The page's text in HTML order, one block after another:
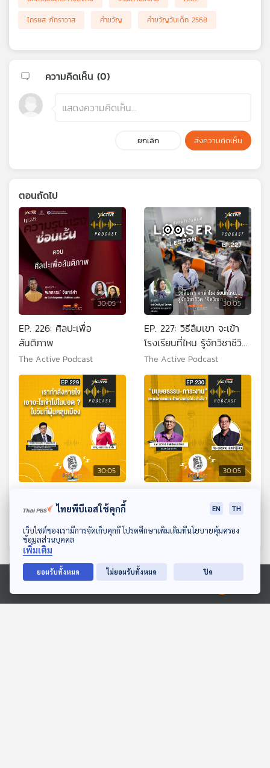
ดาวน์โหลด Thai PBS Podcast Application
Ⓒ 2020 องค์การกระจายเสียงและแพร่ภาพสาธารณะแห่งประเทศไทย
ไกรยส ภัทราวาส
คำขวัญ คำขวัญวันเด็ก 2568
ความคิดเห็น (0)
ยกเลิก ส่งความคิดเห็น
ตอนถัดไป
30:05
EP. 226: ศิลปะเพื่อ
สันติภาพ
The Active Podcast
30:05
EP. 227: วิธีลืมเขา จะเข้า
โรงเรียนที่ไหน รู้จักวิชาชีวิต
จิตวิทยาความรัก
The Active Podcast
30:05
อะไรเข้าไปในปอด ในวันที่ฝุ่น
คลุมเมือง
The Active Podcast
30:05
งาน แพทย์ชายแดนจะรักษา
สมดุลได้อย่างไร
The Active Podcast
ตอนที่เกี่ยวข้อง
ไทยพีบีเอสใช้คุกกี้ EN TH
เว็บไซต์ของเรามีการจัดเก็บคุกกี้ โปรดศึกษาเพิ่มเติมที่นโยบายคุ้มครอง
ข้อมูลส่วนบุคคล
เพิ่มเติม
ยอมรับทั้งหมด ไม่ยอมรับทั้งหมด ปิด